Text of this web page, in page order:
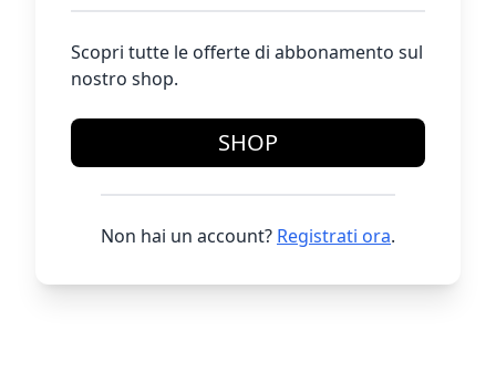
Scopri tutte le offerte di abbonamento sul
nostro shop.
SHOP
Non hai un account? Registrati ora.